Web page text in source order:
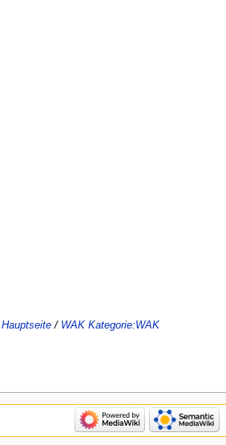
Hauptseite/ WAK Kategorie:WAK